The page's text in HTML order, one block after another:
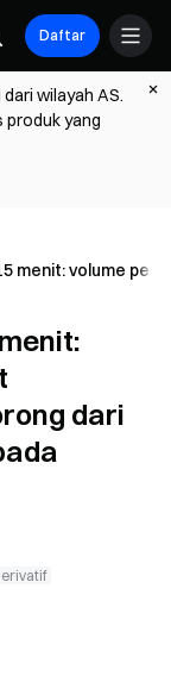
Daftar
wilayah AS.
produk yang
menit: volume
dari